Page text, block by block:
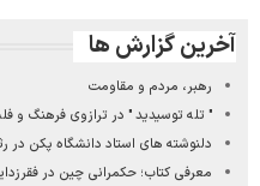
آخرین گزارش ها
رهبر، مردم و مقاومت
" تله توسیدید " در ترازوی فرهنگ و
دلنوشته های استاد دانشگاه پکن در
معرفی کتاب؛ حکمرانی چین در